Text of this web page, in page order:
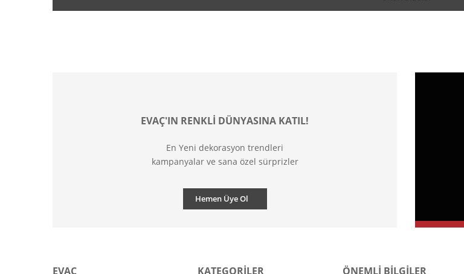
EVAÇ'IN RENKLİ DÜNYASINA KATIL!
En Yeni dekorasyon trendleri
kampanyalar ve sana özel sürprizler
Hemen Üye Ol
EVAÇ KATEGORİLER ÖNEMLİ BİLGİLER